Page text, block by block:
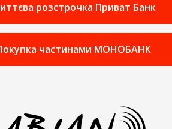
розстрочка Приват Банк
частинами МОНОБАНК